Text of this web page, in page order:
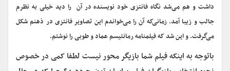
داشت و هم می‌شد نگاه فانتزی خود نویسنده در آن را دید خیلی به نظرم
جالب و زیبا آمد. زمانی‌که آن را می‌خواندم این تصاویر فانتزی در ذهنم شکل
می‌گرفت. و این شد که فیلمنامه رمانتیسم عماد و طوبی را نوشتم.
باتوجه به اینکه فیلم شما بازیگر محور نیست لطفا کمی در خصوص